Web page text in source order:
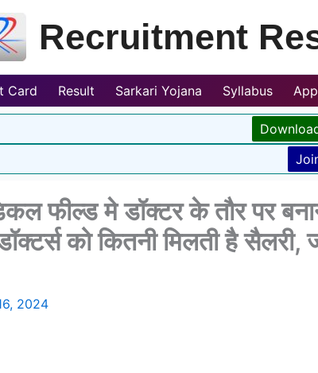
Recruitment
Card Result Sarkari Yojana Syllabus
फील्ड मे डॉक्टर के तौर पर
को कितनी मिलती है सैलरी,
2024